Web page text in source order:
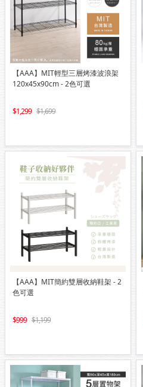
【AAA】MIT輕型三層烤漆波浪架
120x45x90cm - 2色可選
1,299 1,699
【AAA】MIT簡約雙層收納鞋架 - 2
色可選
999 1,199